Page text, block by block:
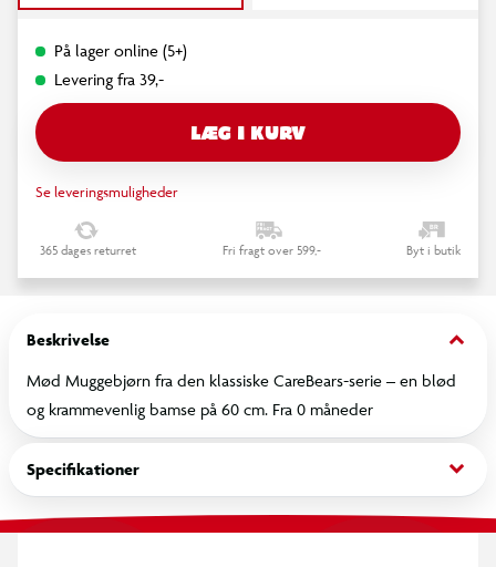
På lager online (5+)
Levering fra 39,-
LÆG I KURV
Se leveringsmuligheder
365 dages returret Fri fragt over 599,- Byt i butik
Beskrivelse keyboard_arrow_down
Mød Muggebjørn fra den klassiske CareBears-serie – en blød
og krammevenlig bamse på 60 cm. Fra 0 måneder
Specifikationer keyboard_arrow_down